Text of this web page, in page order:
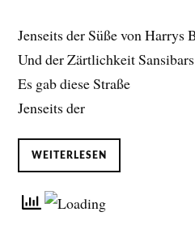
Jenseits der Süße von Harrys
Und der Zärtlichkeit Sansibars
Es gab diese Straße
Jenseits der
WEITERLESEN